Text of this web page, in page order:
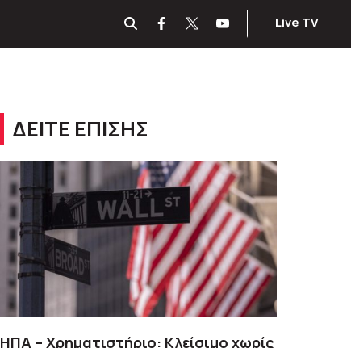
Live TV
ΔΕΙΤΕ ΕΠΙΣΗΣ
ΗΠΑ – Χρηματιστήριο: Κλείσιμο χωρίς